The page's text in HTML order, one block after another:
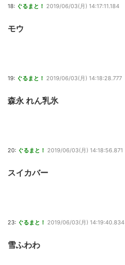
18: ぐるまと！ 2019/06/03(月) 14:17:11.184
モウ
19: ぐるまと！ 2019/06/03(月) 14:18:28.777
森永 れん乳氷
20: ぐるまと！ 2019/06/03(月) 14:18:56.871
スイカバー
23: ぐるまと！ 2019/06/03(月) 14:19:40.834
雪ふわわ